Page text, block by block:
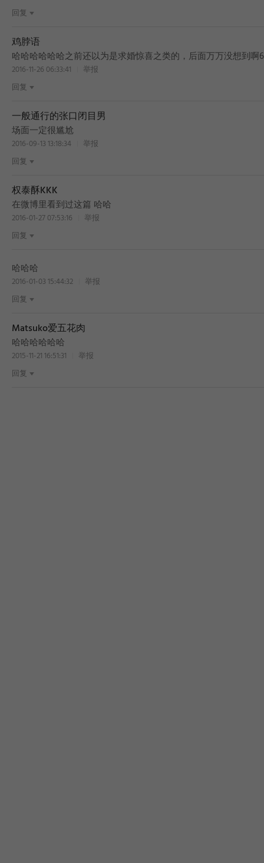
回复
鸡脖语
哈哈哈哈哈哈之前还以为是求婚惊喜之类的，后面万万没想到啊
2016-11-26 06:33:41
举报
回复
一般通行的张口闭目男
场面一定很尴尬
2016-09-13 13:18:34
举报
回复
权泰酥KKK
在微博里看到过这篇 哈哈
2016-01-27 07:53:16
举报
回复
哈哈哈
2016-01-03 15:44:32
举报
回复
Matsuko爱五花肉
哈哈哈哈哈哈
2015-11-21 16:51:31
举报
回复